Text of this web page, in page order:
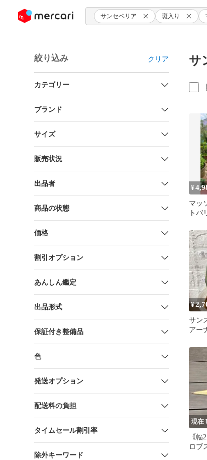
ツにスキップ サンセベリア 斑入り
絞り込み クリア
カテゴリー
ブランド
サイズ
販売状況
出品者
商品の状態
価格
割引オプション
あんしん鑑定
出品形式
保証付き整備品
色
発送オプション
配送料の負担
タイムセール割引率
除外キーワード
サ
¥
マッ
ト
苗
¥
サン
アー
現在
｟幅
ロブ